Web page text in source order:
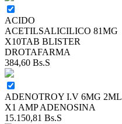
ACIDO
ACETILSALICILICO 81MG
X10TAB BLISTER
DROTAFARMA
384,60 Bs.S
ADENOTROY I.V 6MG 2ML
X1 AMP ADENOSINA
15.150,81 Bs.S